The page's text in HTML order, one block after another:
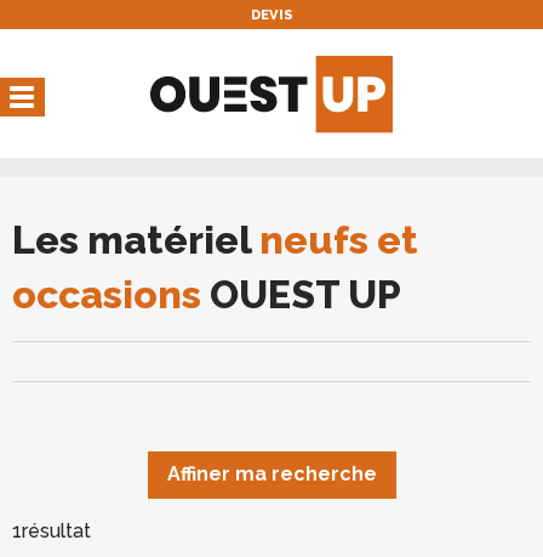
DEVIS
Les matérielneufs et
occasions OUEST UP
1résultat
Affiner ma recherche
Vous avez une réservation
en cours
Vous n'avez pas de réservation en cours